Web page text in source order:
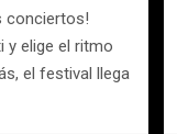
conciertos!
y elige el ritmo
el festival llega